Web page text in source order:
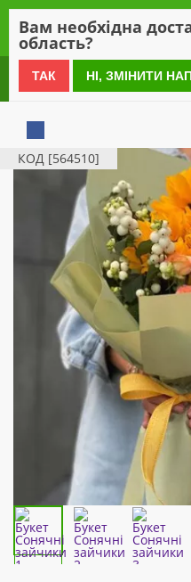
0 800 21 54 55
КОД [564510]
Вам необхідна
область?
ТАК НІ, ЗМІНИТИ